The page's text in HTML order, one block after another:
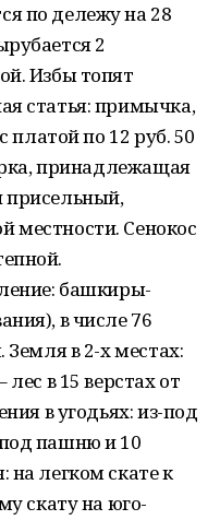
по дележу на 28
2
Избы топят
статья: примычка,
платой по 12 руб. 50
принадлежащая
присельный,
местности. Сенокос
башкиры-
в числе 76
Земля в 2-х местах:
в 15 верстах от
в угодьях: из-под
пашню и 10
легком скате к
скату на юго-